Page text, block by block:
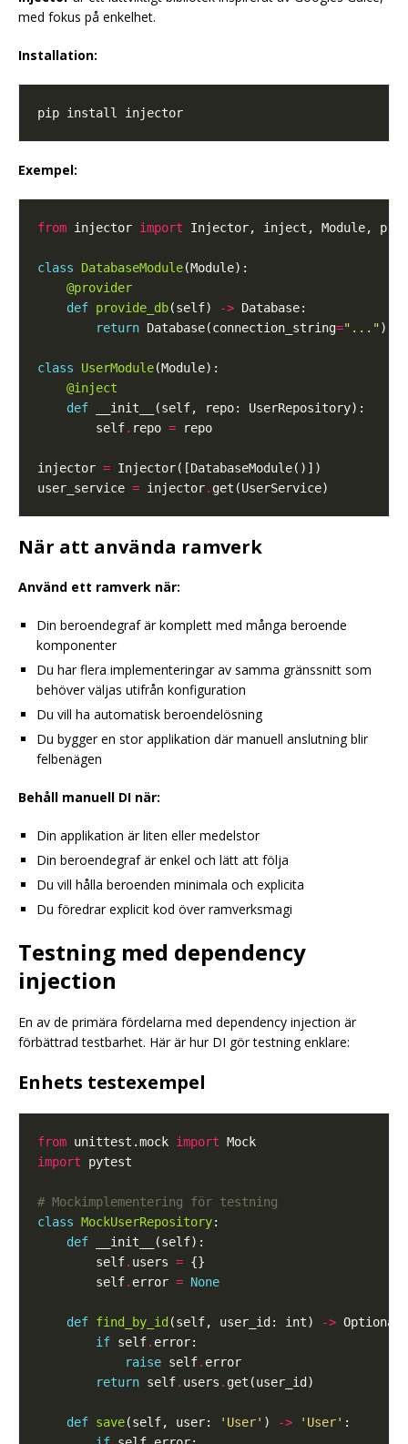
med fokus på enkelhet.
Installation:
Exempel:
from injector import
class DatabaseModule
@provider
def provide_db(self) ->
return Database(connection_string="..."
class UserModule
@inject
def
        self
. repo =
injector =
user_service = injector.
När att använda ramverk
Använd ett ramverk när:
Din beroendegraf är komplett med många beroende
komponenter
Du har flera implementeringar av samma gränssnitt som
behöver väljas utifrån konfiguration
Du vill ha automatisk beroendelösning
Du bygger en stor applikation där manuell anslutning blir
felbenägen
Behåll manuell DI när:
Din applikation är liten eller medelstor
Din beroendegraf är enkel och lätt att följa
Du vill hålla beroenden minimala och explicita
Du föredrar explicit kod över ramverksmagi
Testning med dependency
injection
En av de primära fördelarna med dependency injection är
förbättrad testbarhet. Här är hur DI gör testning enklare:
Enhets testexempel
from unittest.mock import
import
# Mockimplementering för testning
class MockUserRepository
def
        self
. users =
        self
. error = None
def find_by_id (self, user_id: int) -> Optional[
if self.
raise self.
return self. users .
def save(self, user: 'User' ) -> 'User'